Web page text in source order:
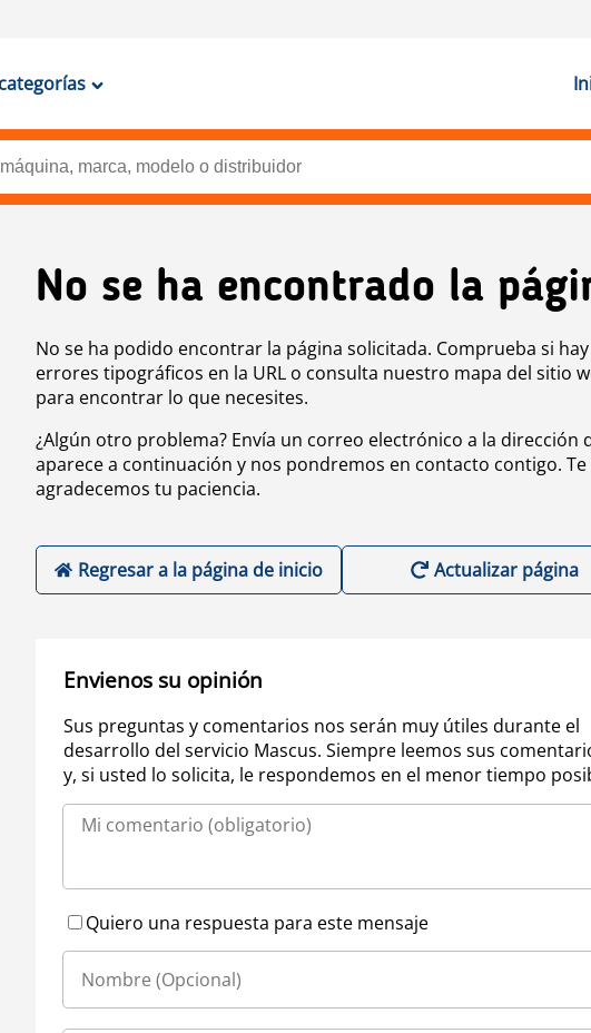
No se ha encontrado la
No se ha podido encontrar la página solicitada. Comprueba si hay
errores tipográficos en la URL o consulta nuestro mapa del sitio
para encontrar lo que necesites.
¿Algún otro problema? Envía un correo electrónico a la dirección
aparece a continuación y nos pondremos en contacto contigo. Te
agradecemos tu paciencia.
Regresar a la página de inicio Actualizar página
Envienos su opinión
Sus preguntas y comentarios nos serán muy útiles durante el
desarrollo del servicio Mascus. Siempre leemos sus
y, si usted lo solicita, le respondemos en el menor tiempo
Quiero una respuesta para este mensaje